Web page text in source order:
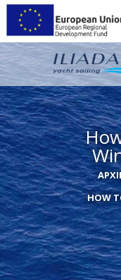
HOW
ΑΡΧΙΚΗ
ΕΙΚΌΝΕΣ
ΕΠΙΚΟΙΝΩΝΙΑ
GR
EN